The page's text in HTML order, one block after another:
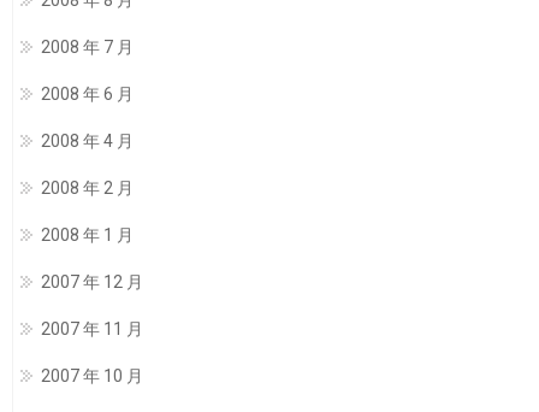
2008 年 7 月
2008 年 6 月
2008 年 4 月
2008 年 2 月
2008 年 1 月
2007 年 12 月
2007 年 11 月
2007 年 10 月